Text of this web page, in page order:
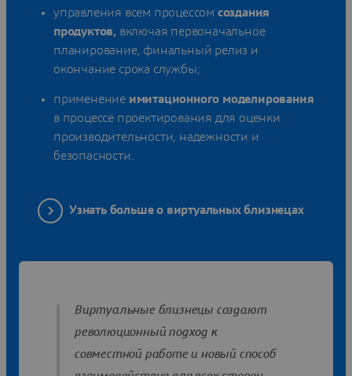
управления всем процессом создания
продуктов, включая первоначальное
планирование, финальный релиз и
окончание срока службы;
применение имитационного моделирования
в процессе проектирования для оценки
производительности, надежности и
безопасности.
Узнать больше о виртуальных близнецах
Виртуальные близнецы создают
революционный подход к
совместной работе и новый способ